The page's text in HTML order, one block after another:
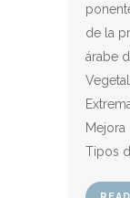
de la
árabe
Mejora
Tipos